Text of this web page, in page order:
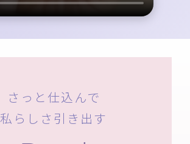
さっと仕込んで
私らしさ引き出す